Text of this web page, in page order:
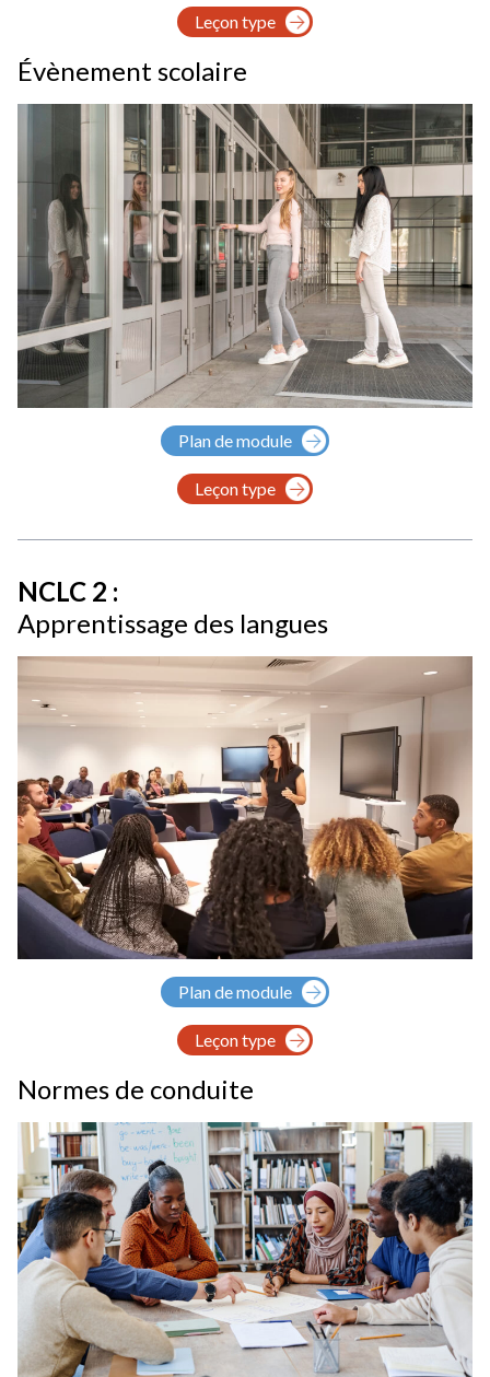
Leçon type
Évènement scolaire
Plan de module
Leçon type
NCLC 2 :
Apprentissage des langues
Plan de module
Leçon type
Normes de conduite